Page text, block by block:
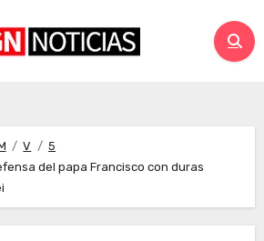
V
5
del papa Francisco con duras